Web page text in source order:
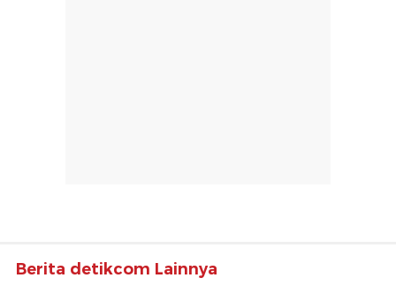
Berita detikcom Lainnya